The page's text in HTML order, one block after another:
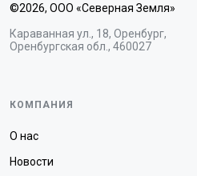
©2026, ООО «Северная Земля»
Караванная ул., 18, Оренбург,
Оренбургская обл., 460027
КОМПАНИЯ
О нас
Новости